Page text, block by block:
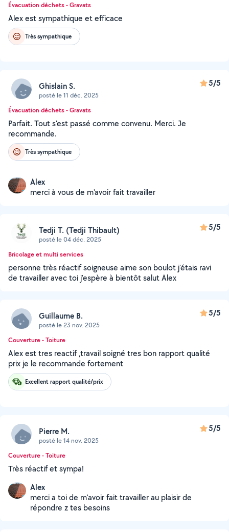
Évacuation déchets - Gravats
Alex est sympathique et efficace
Très sympathique
Ghislain S.
posté le 11 déc. 2025
5/5
Évacuation déchets - Gravats
Parfait. Tout s'est passé comme convenu. Merci. Je
recommande.
Très sympathique
Alex
merci à vous de m'avoir fait travailler
Tedji T. (Tedji Thibault)
posté le 04 déc. 2025
5/5
Bricolage et multi services
personne très réactif soigneuse aime son boulot j'étais ravi
de travailler avec toi j'espère à bientôt salut Alex
Guillaume B.
posté le 23 nov. 2025
5/5
Couverture - Toiture
Alex est tres reactif ,travail soigné tres bon rapport qualité
prix je le recommande fortement
Excellent rapport qualité/prix
Pierre M.
posté le 14 nov. 2025
5/5
Couverture - Toiture
Très réactif et sympa!
Alex
merci a toi de m'avoir fait travailler au plaisir de
répondre z tes besoins